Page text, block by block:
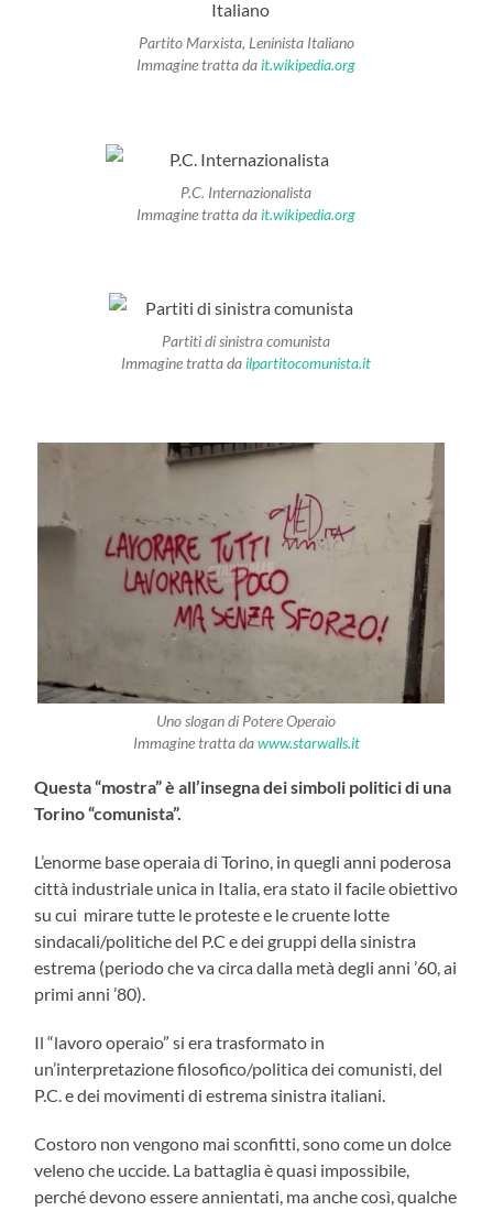
Partito Marxista, Leninista Italiano
Immagine tratta dait.wikipedia.org
P.C. Internazionalista
Immagine tratta dait.wikipedia.org
Partiti di sinistra comunista
Immagine tratta dailpartitocomunista.it
Uno slogan di Potere Operaio
Immagine tratta dawww.starwalls.it
Questa “mostra” è all’insegna dei simboli politici di una
Torino “comunista”.
L’enorme base operaia di Torino, in quegli anni poderosa
città industriale unica in Italia, era stato il facile obiettivo
su cui mirare tutte le proteste e le cruente lotte
sindacali/politiche del P.C e dei gruppi della sinistra
estrema (periodo che va circa dalla metà degli anni ’60, ai
primi anni ’80).
Il “lavoro operaio” si era trasformato in
un’interpretazione filosofico/politica dei comunisti, del
P.C. e dei movimenti di estrema sinistra italiani.
Costoro non vengono mai sconfitti, sono come un dolce
veleno che uccide. La battaglia è quasi impossibile,
perché devono essere annientati, ma anche così, qualche